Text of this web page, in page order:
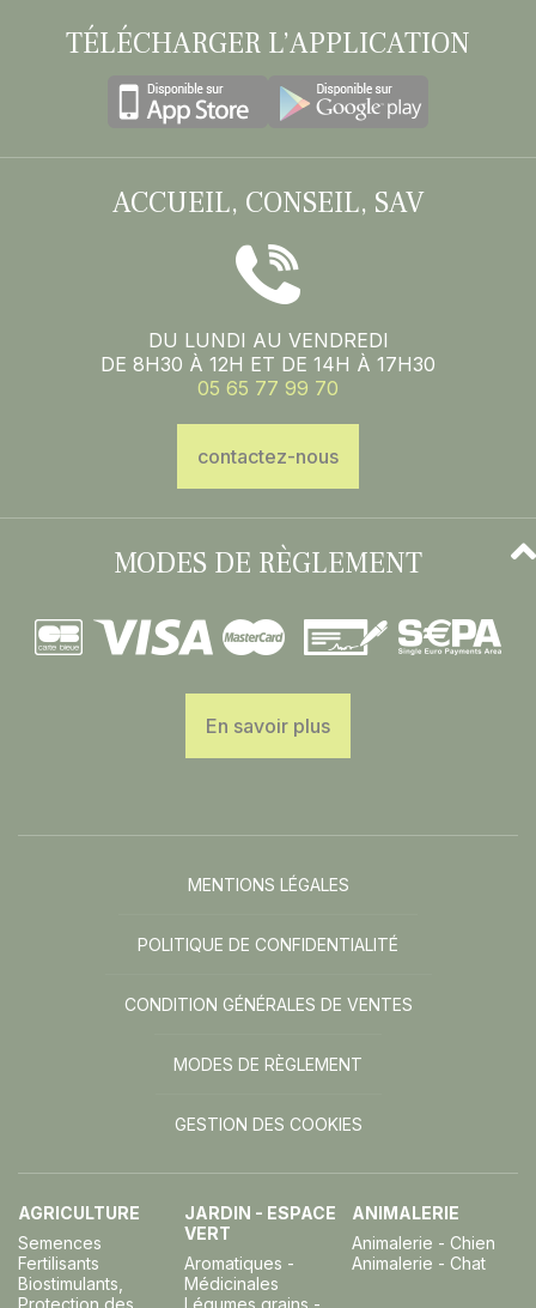
TÉLÉCHARGER L’APPLICATION
ACCUEIL, CONSEIL, SAV
DU LUNDI AU VENDREDI
DE 8H30 À 12H ET DE 14H À 17H30
05 65 77 99 70
contactez-nous
MODES DE RÈGLEMENT
En savoir plus
MENTIONS LÉGALES
POLITIQUE DE CONFIDENTIALITÉ
CONDITION GÉNÉRALES DE VENTES
MODES DE RÈGLEMENT
GESTION DES COOKIES
AGRICULTURE
Semences
Fertilisants
Biostimulants,
Protection des
JARDIN - ESPACE
VERT
Aromatiques -
Médicinales
Légumes grains -
ANIMALERIE
Animalerie - Chien
Animalerie - Chat